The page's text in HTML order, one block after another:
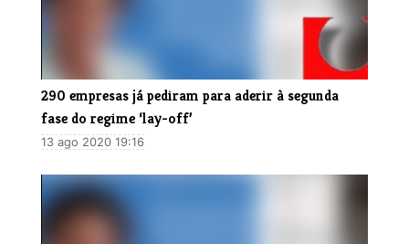
290 empresas já pediram para aderir à segunda
fase do regime ‘lay-off’
13 ago 2020 19:16